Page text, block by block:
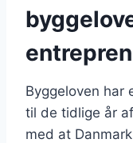
Byggeloven har
til de tidlige år
med at